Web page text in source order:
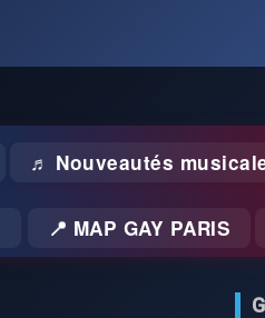
♬ Nouveautés
📍 MAP GAY PARIS